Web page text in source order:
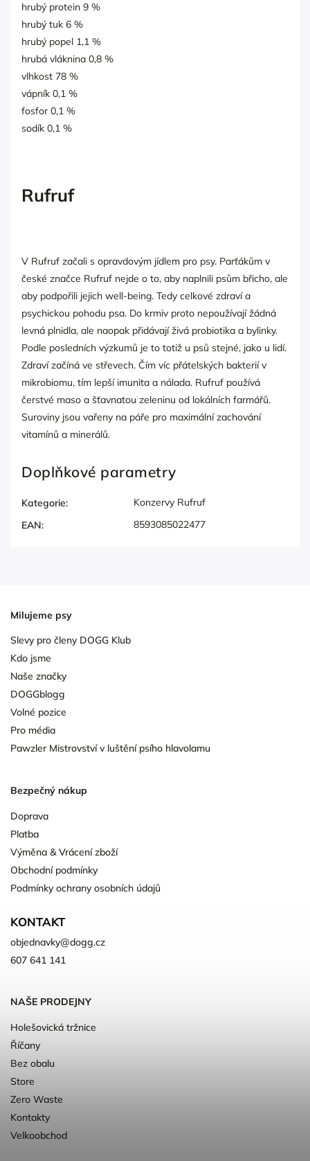
hrubý protein 9 %
hrubý tuk 6 %
hrubý popel 1,1 %
hrubá vláknina 0,8 %
vlhkost 78 %
vápník 0,1 %
fosfor 0,1 %
sodík 0,1 %
Rufruf
V Rufruf začali s opravdovým jídlem pro psy. Parťákům v
české značce Rufruf nejde o to, aby naplnili psům břicho, ale
aby podpořili jejich well-being. Tedy celkové zdraví a
psychickou pohodu psa. Do krmiv proto nepoužívají žádná
levná plnidla, ale naopak přidávají živá probiotika a bylinky.
Podle posledních výzkumů je to totiž u psů stejné, jako u lidí.
Zdraví začíná ve střevech. Čím víc přátelských bakterií v
mikrobiomu, tím lepší imunita a nálada. Rufruf používá
čerstvé maso a šťavnatou zeleninu od lokálních farmářů.
Suroviny jsou vařeny na páře pro maximální zachování
vitamínů a minerálů.
Doplňkové parametry
Kategorie:
Konzervy Rufruf
EAN: 8593085022477
Milujeme psy
Slevy pro členy DOGG Klub
Kdo jsme
Naše značky
DOGGblogg
Volné pozice
Pro média
Pawzler Mistrovství v luštění psího hlavolamu
Bezpečný nákup
Doprava
Platba
Výměna & Vrácení zboží
Obchodní podmínky
Podmínky ochrany osobních údajů
KONTAKT
objednavky@dogg.cz
607 641 141
NAŠE PRODEJNY
Holešovická tržnice
Říčany
Bez obalu
Store
Zero Waste
Kontakty
Velkoobchod